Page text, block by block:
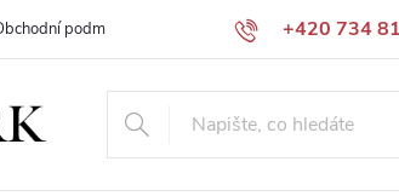
+420 734
podmínky Podmínky ochrany osobních